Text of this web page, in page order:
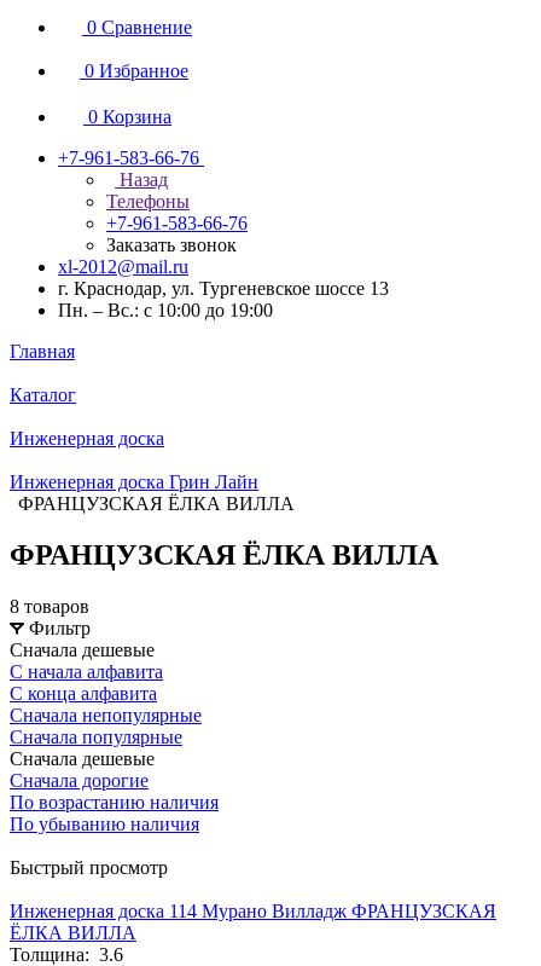
0 Сравнение
0 Избранное
0 Корзина
+7-961-583-66-76
Назад
Телефоны
+7-961-583-66-76
Заказать звонок
xl-2012@mail.ru
г. Краснодар, ул. Тургеневское шоссе 13
Пн. – Вс.: с 10:00 до 19:00
Главная
Каталог
Инженерная доска
Инженерная доска Грин Лайн
ФРАНЦУЗСКАЯ ЁЛКА ВИЛЛА
ФРАНЦУЗСКАЯ ЁЛКА ВИЛЛА
8 товаров
Фильтр
Сначала дешевые
С начала алфавита
С конца алфавита
Сначала непопулярные
Сначала популярные
Сначала дешевые
Сначала дорогие
По возрастанию наличия
По убыванию наличия
Быстрый просмотр
Инженерная доска 114 Мурано Вилладж ФРАНЦУЗСКАЯ
ЁЛКА ВИЛЛА
Толщина: 3.6